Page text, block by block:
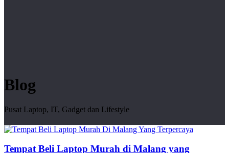
Blog
Pusat Laptop, IT, Gadget dan Lifestyle
Tempat Beli Laptop Murah di Malang yang